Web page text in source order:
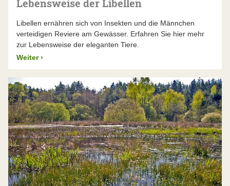
Lebensweise der Libellen
Libellen ernähren sich von Insekten und die Männchen
verteidigen Reviere am Gewässer. Erfahren Sie hier mehr
zur Lebensweise der eleganten Tiere.
Weiter ›